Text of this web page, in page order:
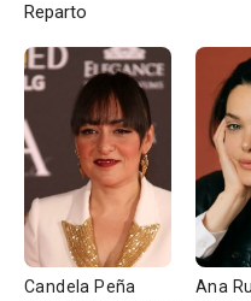
Reparto
Candela Peña Ana